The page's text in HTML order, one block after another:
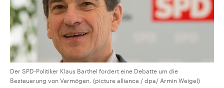
Der SPD-Politiker Klaus Barthel fordert eine Debatte um die
Besteuerung von Vermögen. (picture alliance / dpa/ Armin Weigel)